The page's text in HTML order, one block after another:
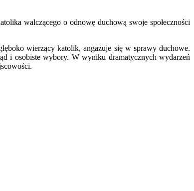
walczącego o odnowę duchową swoje społeczności
wierzący katolik, angażuje się w sprawy duchowe.
i osobiste wybory. W wyniku dramatycznych wydarzeń